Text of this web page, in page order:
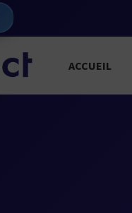
ACCUEIL